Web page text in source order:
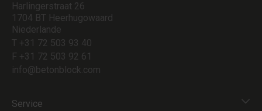
Harlingerstraat 26
1704 BT Heerhugowaard
Niederlande
T +31 72 503 93 40
F +31 72 503 92 61
info@betonblock.com
Service